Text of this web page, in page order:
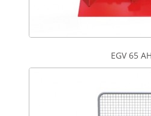
EGV 65